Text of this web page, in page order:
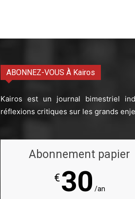
ABONNEZ-VOUS À Kairos
Kairos est un journal bimestriel
réflexions critiques sur les grands
Abonnement papier
€30 /an